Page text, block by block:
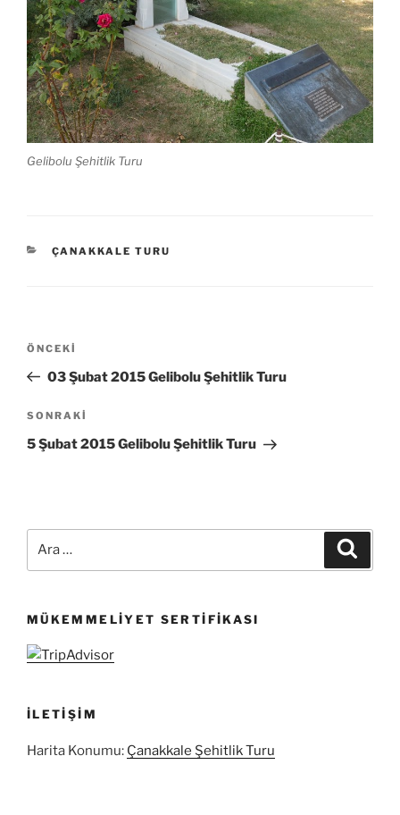
Gelibolu Şehitlik Turu
KATEGORILER
ÇANAKKALE TURU
Yazı
Önceki
Yazı
ÖNCEKI
03 Şubat 2015 Gelibolu Şehitlik Turu
Sonraki
Yazı
SONRAKI
5 Şubat 2015 Gelibolu Şehitlik Turu
MÜKEMMELIYET SERTIFIKASI
İLETIŞIM
Harita Konumu: Çanakkale Şehitlik Turu